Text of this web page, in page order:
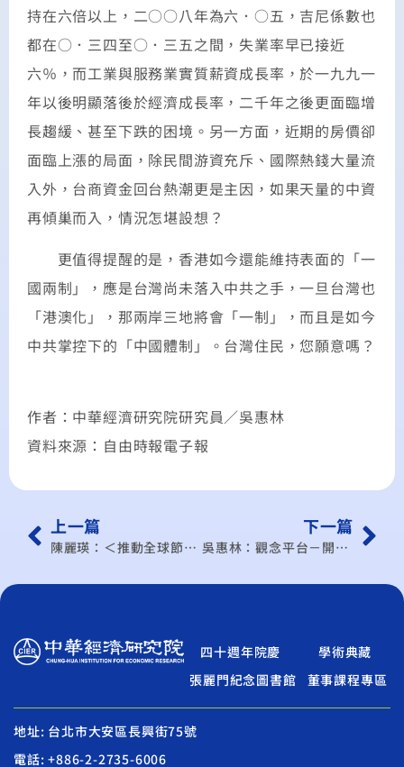
持在六倍以上，二○○八年為六．○五，吉尼係數也
都在○．三四至○．三五之間，失業率早已接近
六％，而工業與服務業實質薪資成長率，於一九九一
年以後明顯落後於經濟成長率，二千年之後更面臨增
長趨緩、甚至下跌的困境。另一方面，近期的房價卻
面臨上漲的局面，除民間游資充斥、國際熱錢大量流
入外，台商資金回台熱潮更是主因，如果天量的中資
再傾巢而入，情況怎堪設想？
更值得提醒的是，香港如今還能維持表面的「一
國兩制」，應是台灣尚未落入中共之手，一旦台灣也
「港澳化」，那兩岸三地將會「一制」，而且是如今
中共掌控下的「中國體制」。台灣住民，您願意嗎？
作者：中華經濟研究院研究員／吳惠林
資料來源：自由時報電子報
上一篇
陳麗瑛：＜推動全球節能減碳典範國家＞電動汽車產業的政策思考
下一篇
吳惠林：觀念平台－開徵奢侈稅 本末倒置了
四十週年院慶
學術典藏
張麗門紀念圖書館
董事課程專區
地址: 台北市大安區長興街75號
電話: +886-2-2735-6006